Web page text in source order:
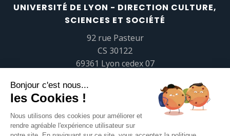
UNIVERSITÉ DE LYON - DIRECTION CULTURE,
SCIENCES ET SOCIÉTÉ
92 rue Pasteur
CS 30122
69361 Lyon cedex 07
Tél.+33 (0)4 37 37 82 01